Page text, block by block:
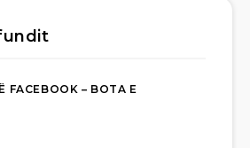
FACEBOOK – BOTA E